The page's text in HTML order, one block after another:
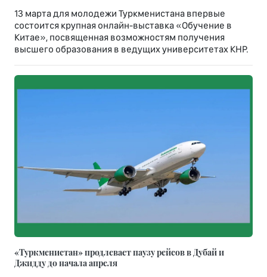
13 марта для молодежи Туркменистана впервые
состоится крупная онлайн-выставка «Обучение в
Китае», посвященная возможностям получения
высшего образования в ведущих университетах КНР.
«Туркменистан» продлевает паузу рейсов в Дубай и
Джидду до начала апреля